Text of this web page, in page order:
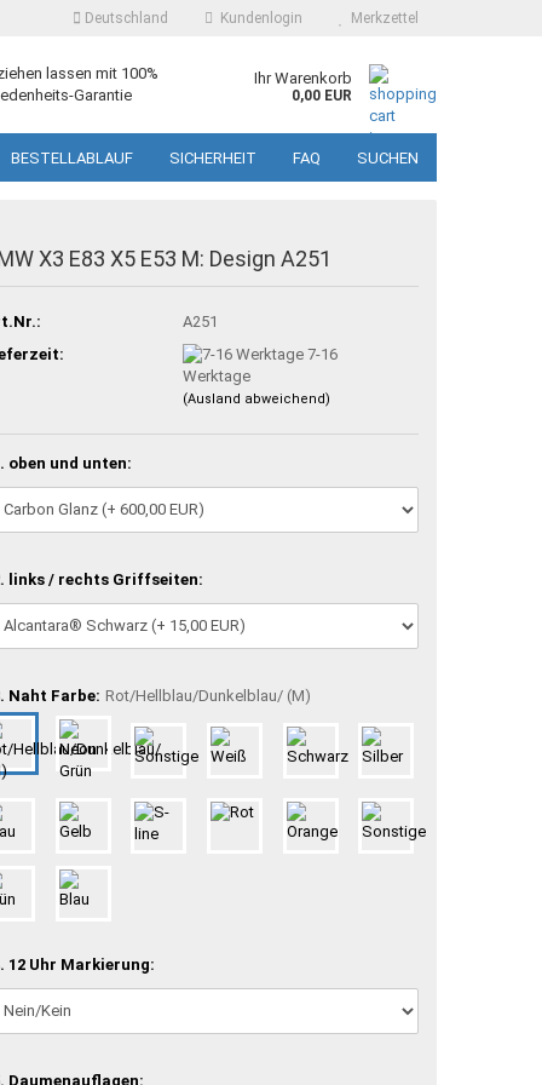
Deutschland Kundenlogin Merkzettel
lassen mit 100%
Garantie
Ihr Warenkorb
0,00 EUR
BESTELLABLAUF SICHERHEIT FAQ SUCHEN
X3 E83 X5 E53 M: Design A251
A251
7-16
Werktage
(Ausland abweichend)
oben und unten:
links / rechts Griffseiten:
Naht Farbe: Rot/Hellblau/Dunkelblau/ (M)
12 Uhr Markierung:
Daumenauflagen: